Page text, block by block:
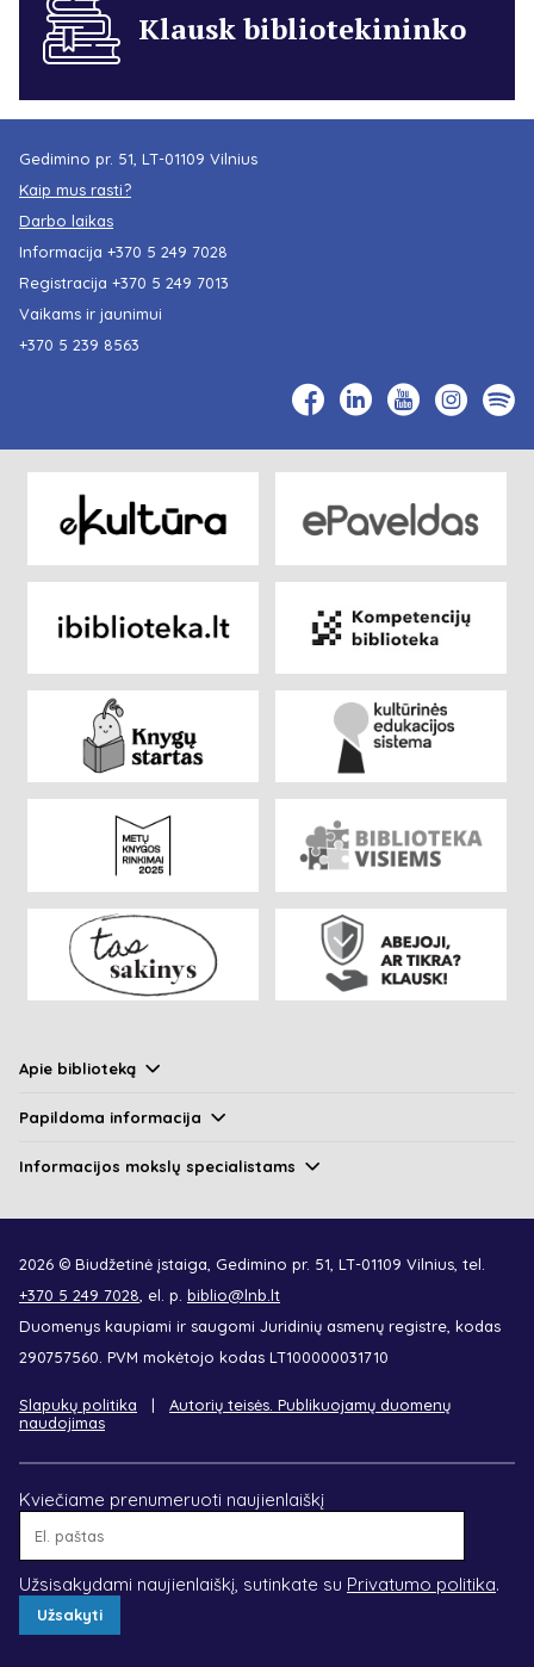
Klausk bibliotekininko
Gedimino pr. 51, LT-01109 Vilnius
Kaip mus rasti?
Darbo laikas
Informacija +370 5 249 7028
Registracija +370 5 249 7013
Vaikams ir jaunimui
+370 5 239 8563
Apie biblioteką
Papildoma informacija
Informacijos mokslų specialistams
2026 © Biudžetinė įstaiga, Gedimino pr. 51, LT-01109 Vilnius, tel.
+370 5 249 7028, el. p. biblio@lnb.lt
Duomenys kaupiami ir saugomi Juridinių asmenų registre, kodas
290757560. PVM mokėtojo kodas LT100000031710
Slapukų politika
Autorių teisės. Publikuojamų duomenų
naudojimas
Kviečiame prenumeruoti naujienlaiškį
Užsisakydami naujienlaiškį, sutinkate su Privatumo politika.